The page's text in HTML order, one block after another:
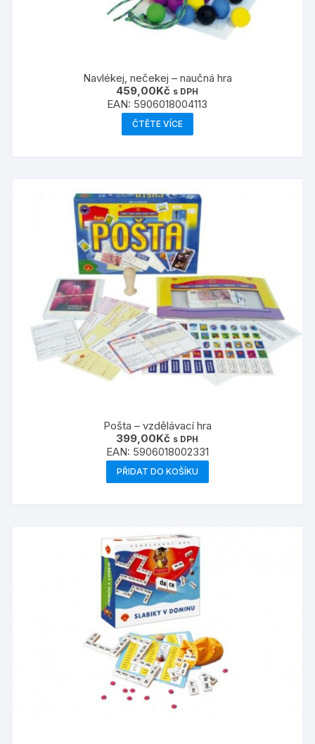
Navlékej, nečekej – naučná hra
459,00Kč s DPH
EAN: 5906018004113
ČTĚTE VÍCE
Pošta – vzdělávací hra
399,00Kč s DPH
EAN: 5906018002331
PŘIDAT DO KOŠÍKU